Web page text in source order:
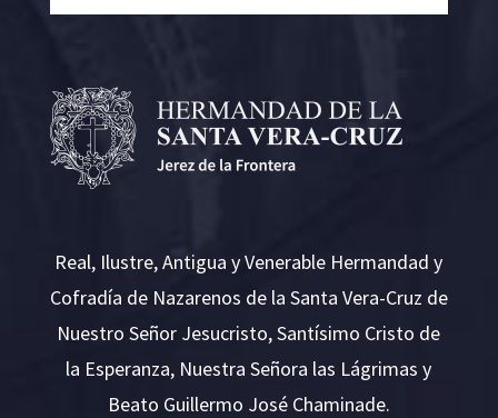
Real, Ilustre, Antigua y Venerable Hermandad y
Cofradía de Nazarenos de la Santa Vera-Cruz de
Nuestro Señor Jesucristo, Santísimo Cristo de
la Esperanza, Nuestra Señora las Lágrimas y
Beato Guillermo José Chaminade.